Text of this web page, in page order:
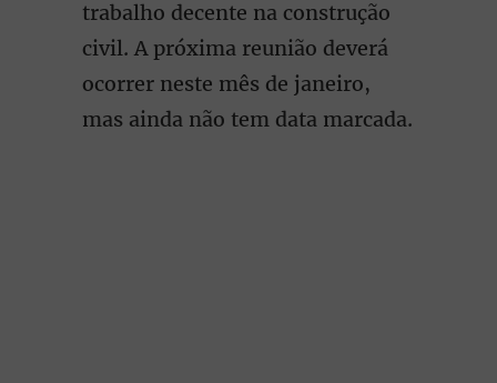
trabalho decente na construção
civil. A próxima reunião deverá
ocorrer neste mês de janeiro,
mas ainda não tem data marcada.